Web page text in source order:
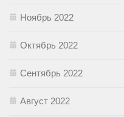
Ноябрь 2022
Октябрь 2022
Сентябрь 2022
Август 2022